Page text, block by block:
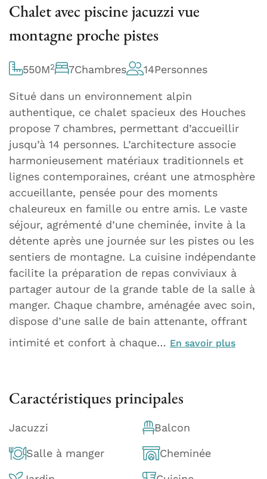
Chalet avec piscine jacuzzi vue
montagne proche pistes
550M2 7Chambres 14Personnes
Situé dans un environnement alpin
authentique, ce chalet spacieux des Houches
propose 7 chambres, permettant d’accueillir
jusqu’à 14 personnes. L’architecture associe
harmonieusement matériaux traditionnels et
lignes contemporaines, créant une atmosphère
accueillante, pensée pour des moments
chaleureux en famille ou entre amis. Le vaste
séjour, agrémenté d’une cheminée, invite à la
détente après une journée sur les pistes ou les
sentiers de montagne. La cuisine indépendante
facilite la préparation de repas conviviaux à
partager autour de la grande table de la salle à
manger. Chaque chambre, aménagée avec soin,
dispose d’une salle de bain attenante, offrant
intimité et confort à chaque… En savoir plus
Caractéristiques principales
Jacuzzi Balcon
Salle à manger Cheminée